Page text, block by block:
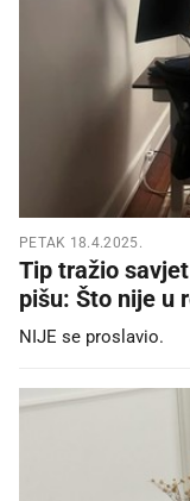
PETAK 18.4.2025.
Tip tražio
pišu: Što nije u
NIJE se proslavio.